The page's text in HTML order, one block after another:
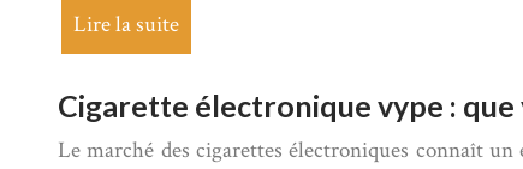
Lire la suite
Cigarette électronique vype :
Le marché des cigarettes électroniques connaît